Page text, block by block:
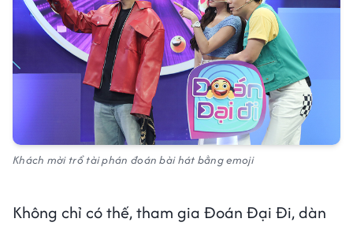
Khách mời trổ tài phán đoán bài hát bằng emoji
Không chỉ có thế, tham gia Đoán Đại Đi, dàn